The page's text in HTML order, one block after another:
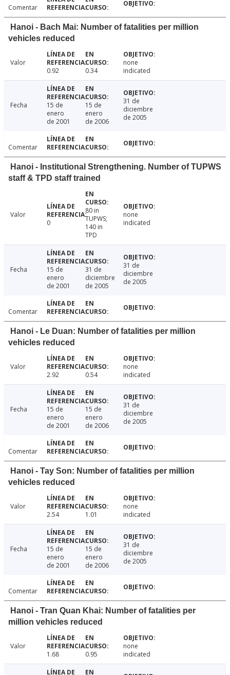
Comentar
Hanoi - Bach Mai: Number of fatalities per million
vehicles reduced
Valor
0.92
0.34
none
indicated
Fecha
15 de
enero
de 2001
15 de
enero
de 2006
31 de
diciembre
de 2005
Comentar
Hanoi - Institutional Strengthening. Number of TUPWS
staff & TPD staff trained
Valor
0
80 in
TUPWS;
140 in
TPD
none
indicated
Fecha
15 de
enero
de 2001
31 de
diciembre
de 2005
31 de
diciembre
de 2005
Comentar
Hanoi - Le Duan: Number of fatalities per million
vehicles reduced
Valor
2.92
0.54
none
indicated
Fecha
15 de
enero
de 2001
15 de
enero
de 2006
31 de
diciembre
de 2005
Comentar
Hanoi - Tay Son: Number of fatalities per million
vehicles reduced
Valor
2.54
1.01
none
indicated
Fecha
15 de
enero
de 2001
15 de
enero
de 2006
31 de
diciembre
de 2005
Comentar
Hanoi - Tran Quan Khai: Number of fatalities per
million vehicles reduced
Valor
1.68
0.95
none
indicated